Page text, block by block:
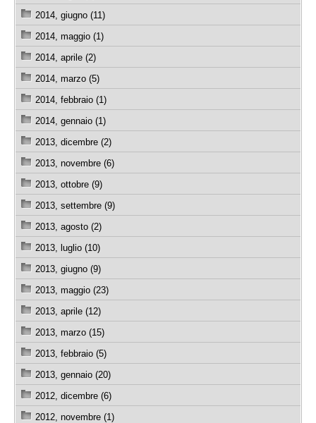
2014, giugno (11)
2014, maggio (1)
2014, aprile (2)
2014, marzo (5)
2014, febbraio (1)
2014, gennaio (1)
2013, dicembre (2)
2013, novembre (6)
2013, ottobre (9)
2013, settembre (9)
2013, agosto (2)
2013, luglio (10)
2013, giugno (9)
2013, maggio (23)
2013, aprile (12)
2013, marzo (15)
2013, febbraio (5)
2013, gennaio (20)
2012, dicembre (6)
2012, novembre (1)